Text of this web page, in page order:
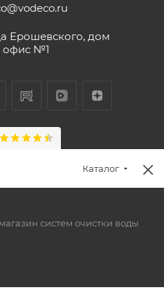
Ерошевского, дом
офис №1
систем очистки воды
Каталог